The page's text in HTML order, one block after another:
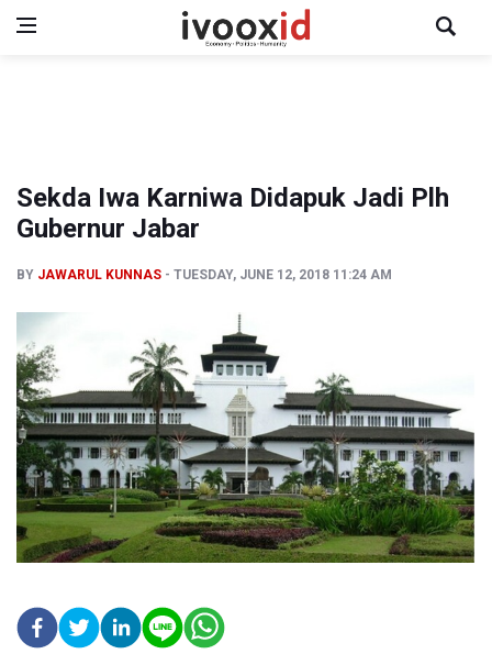
Sekda Iwa Karniwa Didapuk Jadi Plh
Gubernur Jabar
BY JAWARUL KUNNAS TUESDAY, JUNE 12, 2018 11:24 AM